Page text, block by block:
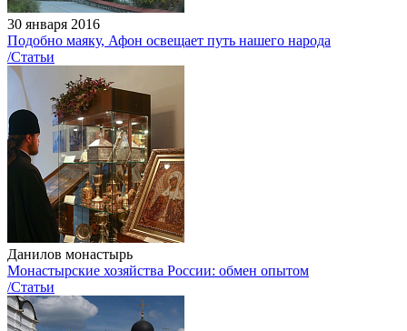
30 января 2016
Подобно маяку, Афон освещает путь нашего народа
/Статьи
Данилов монастырь
Монастырские хозяйства России: обмен опытом
/Статьи